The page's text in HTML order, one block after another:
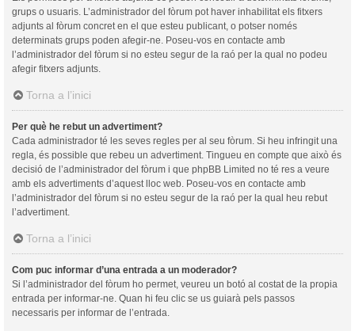
grups o usuaris. L’administrador del fòrum pot haver inhabilitat els fitxers
adjunts al fòrum concret en el que esteu publicant, o potser només
determinats grups poden afegir-ne. Poseu-vos en contacte amb
l’administrador del fòrum si no esteu segur de la raó per la qual no podeu
afegir fitxers adjunts.
Torna a l’inici
Per què he rebut un advertiment?
Cada administrador té les seves regles per al seu fòrum. Si heu infringit una
regla, és possible que rebeu un advertiment. Tingueu en compte que això és
decisió de l’administrador del fòrum i que phpBB Limited no té res a veure
amb els advertiments d’aquest lloc web. Poseu-vos en contacte amb
l’administrador del fòrum si no esteu segur de la raó per la qual heu rebut
l’advertiment.
Torna a l’inici
Com puc informar d’una entrada a un moderador?
Si l’administrador del fòrum ho permet, veureu un botó al costat de la propia
entrada per informar-ne. Quan hi feu clic se us guiarà pels passos
necessaris per informar de l’entrada.